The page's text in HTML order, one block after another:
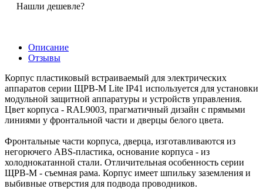
Нашли дешевле?
Описание
Отзывы
Корпус пластиковый встраиваемый для электрических
аппаратов серии ЩРВ-М Lite IP41 используется для установки
модульной защитной аппаратуры и устройств управления.
Цвет корпуса - RAL9003, прагматичный дизайн с прямыми
линиями у фронтальной части и дверцы белого цвета.
Фронтальные части корпуса, дверца, изготавливаются из
негорючего ABS-пластика, основание корпуса - из
холоднокатанной стали. Отличительная особенность серии
ЩРВ-М - съемная рама. Корпус имеет шпильку заземления и
выбивные отверстия для подвода проводников.